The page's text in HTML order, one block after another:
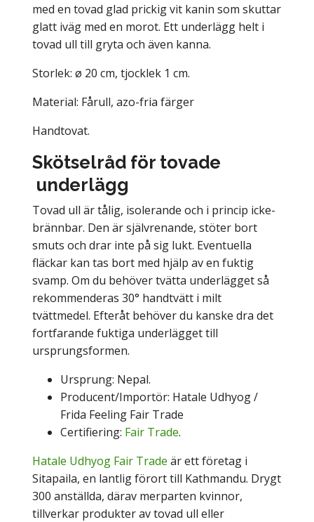
med en tovad glad prickig vit kanin som skuttar
glatt iväg med en morot. Ett underlägg helt i
tovad ull till gryta och även kanna.
Storlek: ø 20 cm, tjocklek 1 cm.
Material: Fårull, azo-fria färger
Handtovat.
Skötselråd för tovade
underlägg
Tovad ull är tålig, isolerande och i princip icke-
brännbar. Den är självrenande, stöter bort
smuts och drar inte på sig lukt. Eventuella
fläckar kan tas bort med hjälp av en fuktig
svamp. Om du behöver tvätta underlägget så
rekommenderas 30° handtvätt i milt
tvättmedel. Efteråt behöver du kanske dra det
fortfarande fuktiga underlägget till
ursprungsformen.
Ursprung: Nepal.
Producent/Importör: Hatale Udhyog /
Frida Feeling Fair Trade
Certifiering: Fair Trade.
Hatale Udhyog Fair Trade är ett företag i
Sitapaila, en lantlig förort till Kathmandu. Drygt
300 anställda, därav merparten kvinnor,
tillverkar produkter av tovad ull eller